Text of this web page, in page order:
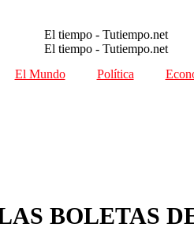
El tiempo - Tutiempo.net
El tiempo - Tutiempo.net
El Mundo Política
BOLETAS